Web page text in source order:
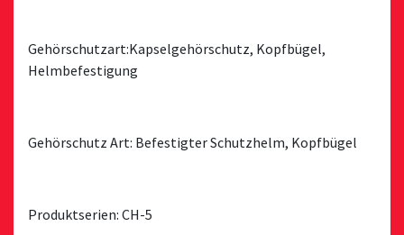
Gehörschutzart:Kapselgehörschutz, Kopfbügel,
Helmbefestigung
Gehörschutz Art: Befestigter Schutzhelm, Kopfbügel
Produktserien: CH-5